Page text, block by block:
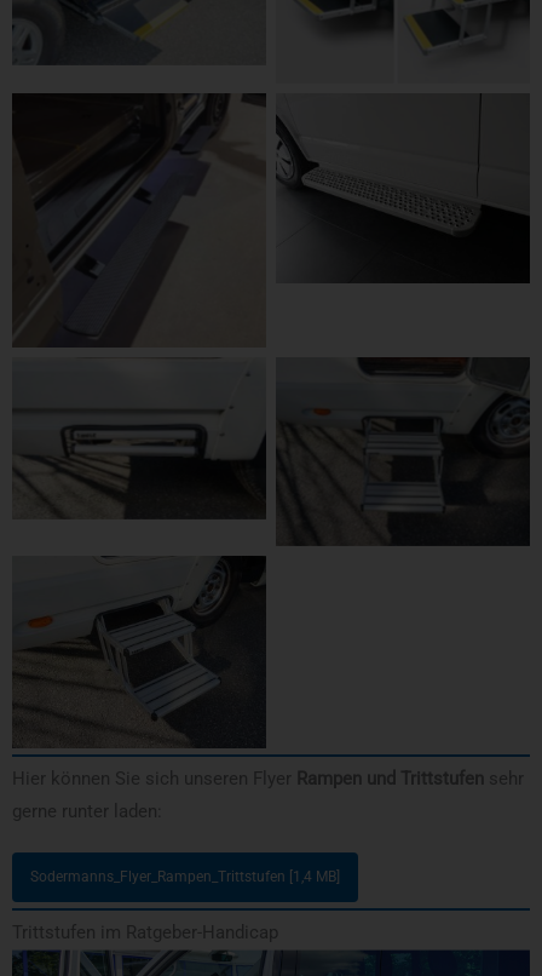
Hier können Sie sich unseren Flyer Rampen und Trittstufen sehr
gerne runter laden:
Sodermanns_Flyer_Rampen_Trittstufen [1,4 MB]
Trittstufen im Ratgeber-Handicap